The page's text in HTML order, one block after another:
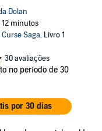
Dolan
12 minutos
Saga, Livro 1
30 avaliações
no período de 30
por 30 dias